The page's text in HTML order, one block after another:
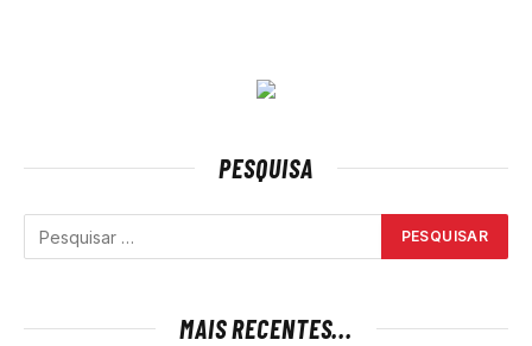
PESQUISA
MAIS RECENTES...